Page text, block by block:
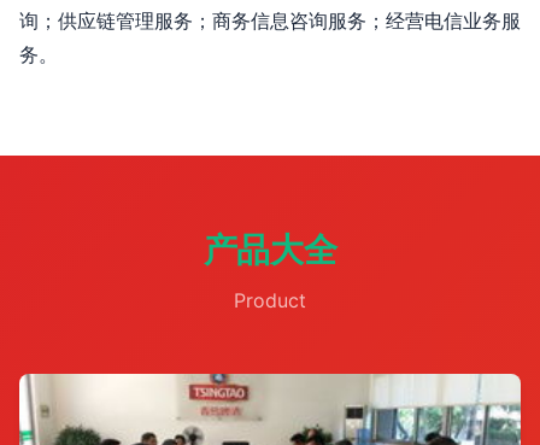
询；供应链管理服务；商务信息咨询服务；经营电信业务服
务。
产品大全
Product